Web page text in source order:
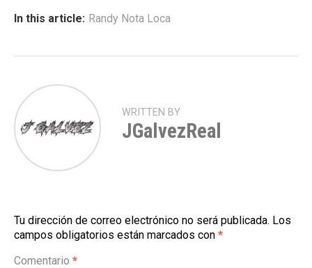
In this article: Randy Nota Loca
WRITTEN BY
JGalvezReal
Tu dirección de correo electrónico no será publicada. Los
campos obligatorios están marcados con *
Comentario *